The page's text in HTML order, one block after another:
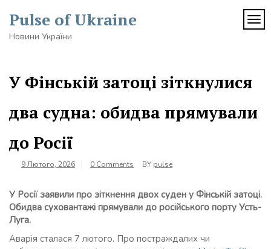
content
Pulse of Ukraine
Новини України
У Фінській затоці зіткнулися
два судна: обидва прямували
до Росії
9 Лютого, 2026 0 Comments BY pulse
У Росії заявили про зіткнення двох суден у Фінській затоці.
Обидва суховантажі прямували до російського порту Усть-
Луга.
Аварія сталася 7 лютого. Про постраждалих чи